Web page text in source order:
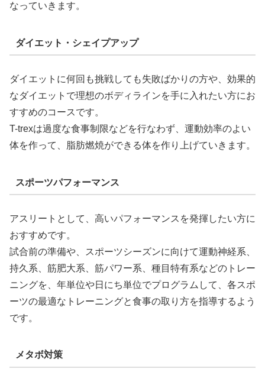
なっていきます。
ダイエット・シェイプアップ
ダイエットに何回も挑戦しても失敗ばかりの方や、効果的
なダイエットで理想のボディラインを手に入れたい方にお
すすめのコースです。
T-trexは過度な食事制限などを行なわず、運動効率のよい
体を作って、脂肪燃焼ができる体を作り上げていきます。
スポーツパフォーマンス
アスリートとして、高いパフォーマンスを発揮したい方に
おすすめです。
試合前の準備や、スポーツシーズンに向けて運動神経系、
持久系、筋肥大系、筋パワー系、種目特有系などのトレー
ニングを、年単位や日にち単位でプログラムして、各スポ
ーツの最適なトレーニングと食事の取り方を指導するよう
です。
メタボ対策